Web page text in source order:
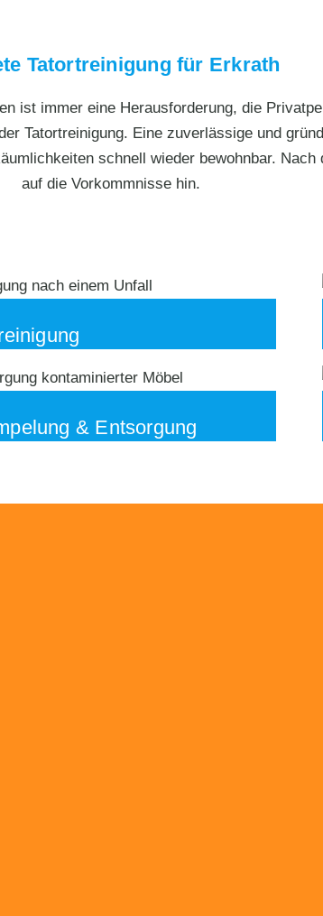
Tatortreinigung für Erkrath
ist immer eine Herausforderung, die
Tatortreinigung. Eine zuverlässige und
schnell wieder bewohnbar.
auf die Vorkommnisse hin.
& Entsorgung